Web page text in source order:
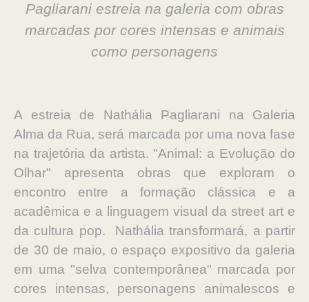
Pagliarani estreia na galeria com obras
marcadas por cores intensas e animais
como personagens
A estreia de Nathália Pagliarani na Galeria
Alma da Rua, será marcada por uma nova fase
na trajetória da artista. "Animal: a Evolução do
Olhar" apresenta obras que exploram o
encontro entre a formação clássica e a
acadêmica e a linguagem visual da street art e
da cultura pop. Nathália transformará, a partir
de 30 de maio, o espaço expositivo da galeria
em uma "selva contemporânea" marcada por
cores intensas, personagens animalescos e